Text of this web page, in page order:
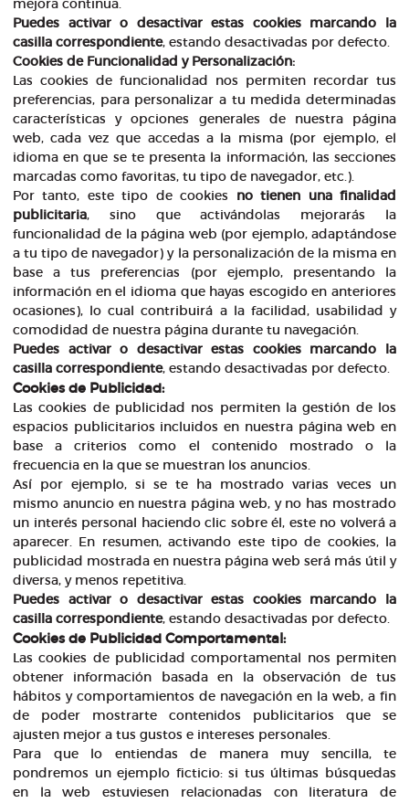
mejora continua.
Puedes activar o desactivar estas cookies marcando la
casilla correspondiente, estando desactivadas por defecto.
Cookies de Funcionalidad y Personalización:
Las cookies de funcionalidad nos permiten recordar tus
preferencias, para personalizar a tu medida determinadas
características y opciones generales de nuestra página
web, cada vez que accedas a la misma (por ejemplo, el
idioma en que se te presenta la información, las secciones
marcadas como favoritas, tu tipo de navegador, etc.).
Por tanto, este tipo de cookies no tienen una finalidad
publicitaria, sino que activándolas mejorarás la
funcionalidad de la página web (por ejemplo, adaptándose
a tu tipo de navegador) y la personalización de la misma en
base a tus preferencias (por ejemplo, presentando la
información en el idioma que hayas escogido en anteriores
ocasiones), lo cual contribuirá a la facilidad, usabilidad y
comodidad de nuestra página durante tu navegación.
Puedes activar o desactivar estas cookies marcando la
casilla correspondiente, estando desactivadas por defecto.
Cookies de Publicidad:
Las cookies de publicidad nos permiten la gestión de los
espacios publicitarios incluidos en nuestra página web en
base a criterios como el contenido mostrado o la
frecuencia en la que se muestran los anuncios.
Así por ejemplo, si se te ha mostrado varias veces un
mismo anuncio en nuestra página web, y no has mostrado
un interés personal haciendo clic sobre él, este no volverá a
aparecer. En resumen, activando este tipo de cookies, la
publicidad mostrada en nuestra página web será más útil y
diversa, y menos repetitiva.
Puedes activar o desactivar estas cookies marcando la
casilla correspondiente, estando desactivadas por defecto.
Cookies de Publicidad Comportamental:
Las cookies de publicidad comportamental nos permiten
obtener información basada en la observación de tus
hábitos y comportamientos de navegación en la web, a fin
de poder mostrarte contenidos publicitarios que se
ajusten mejor a tus gustos e intereses personales.
Para que lo entiendas de manera muy sencilla, te
pondremos un ejemplo ficticio: si tus últimas búsquedas
en la web estuviesen relacionadas con literatura de